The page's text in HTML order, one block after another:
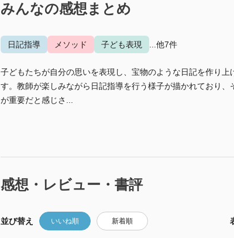
みんなの感想まとめ
日記指導 メソッド 子ども表現 ...他7件
子どもたちが自分の思いを表現し、宝物のような日記を作り
す。教師が楽しみながら日記指導を行う様子が描かれており、
が重要だと感じさ...
感想・レビュー・書評
並び替え いいね順 新着順